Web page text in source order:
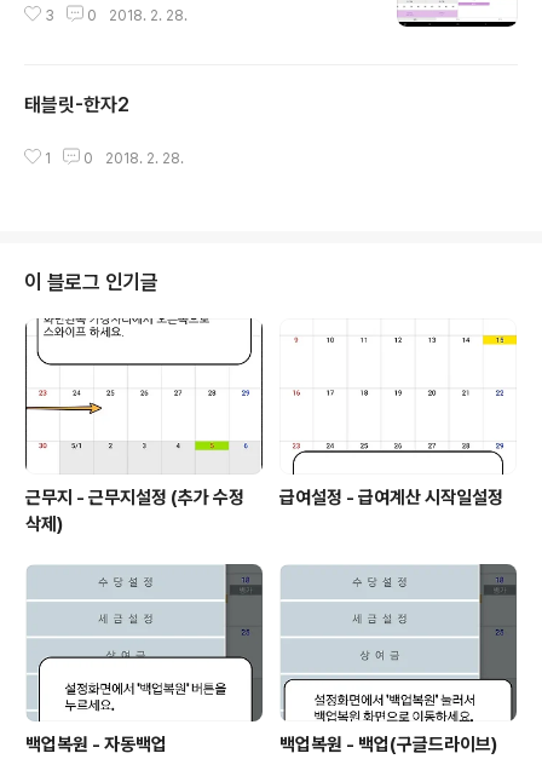
3 0 2018. 2. 28.
태블릿-한자2
1 0 2018. 2. 28.
이 블로그 인기글
근무지 - 근무지설정 (추가 수정
삭제)
급여설정 - 급여계산 시작일설정
백업복원 - 자동백업 백업복원 - 백업(구글드라이브)